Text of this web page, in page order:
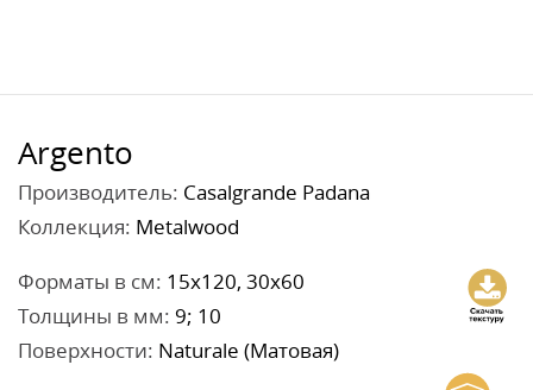
Argento
Производитель: Casalgrande Padana
Коллекция: Metalwood
Форматы в см: 15x120, 30x60
Толщины в мм: 9; 10
Поверхности: Naturale (Матовая)